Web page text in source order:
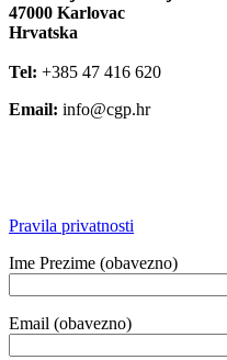
47000 Karlovac
Hrvatska
Tel: +385 47 416 620
Email: info@cgp.hr
Pravila privatnosti
Ime Prezime (obavezno)
Email (obavezno)